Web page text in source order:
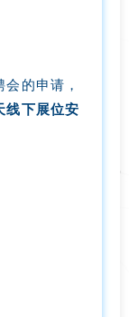
的申请，
线下展位安